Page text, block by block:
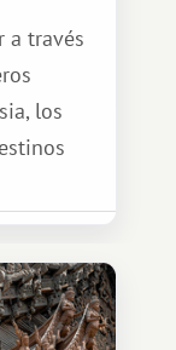
a través
los
una